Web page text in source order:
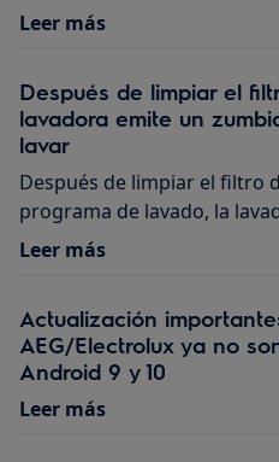
Leer más
Después de limpiar el
lavadora emite un
lavar
Después de limpiar el filtro
programa de lavado, la
Leer más
Actualización
AEG/Electrolux ya no
Android 9 y 10
Leer más